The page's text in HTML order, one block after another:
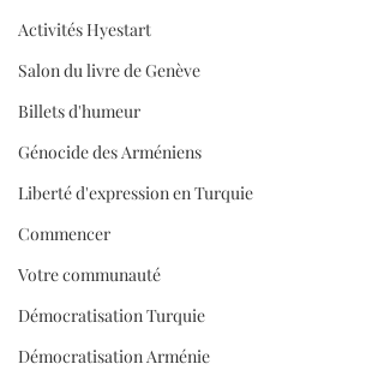
Activités Hyestart
Salon du livre de Genève
Billets d'humeur
Génocide des Arméniens
Liberté d'expression en Turquie
Commencer
Votre communauté
Démocratisation Turquie
Démocratisation Arménie